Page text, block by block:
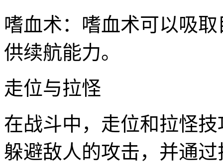
嗜血术：嗜血术可以吸
供续航能力。
走位与拉怪
在战斗中，走位和拉怪
躲避敌人的攻击，并通